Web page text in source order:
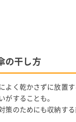
の干し方
よく乾かさずに放置
がすることも。
策のためにも収納す